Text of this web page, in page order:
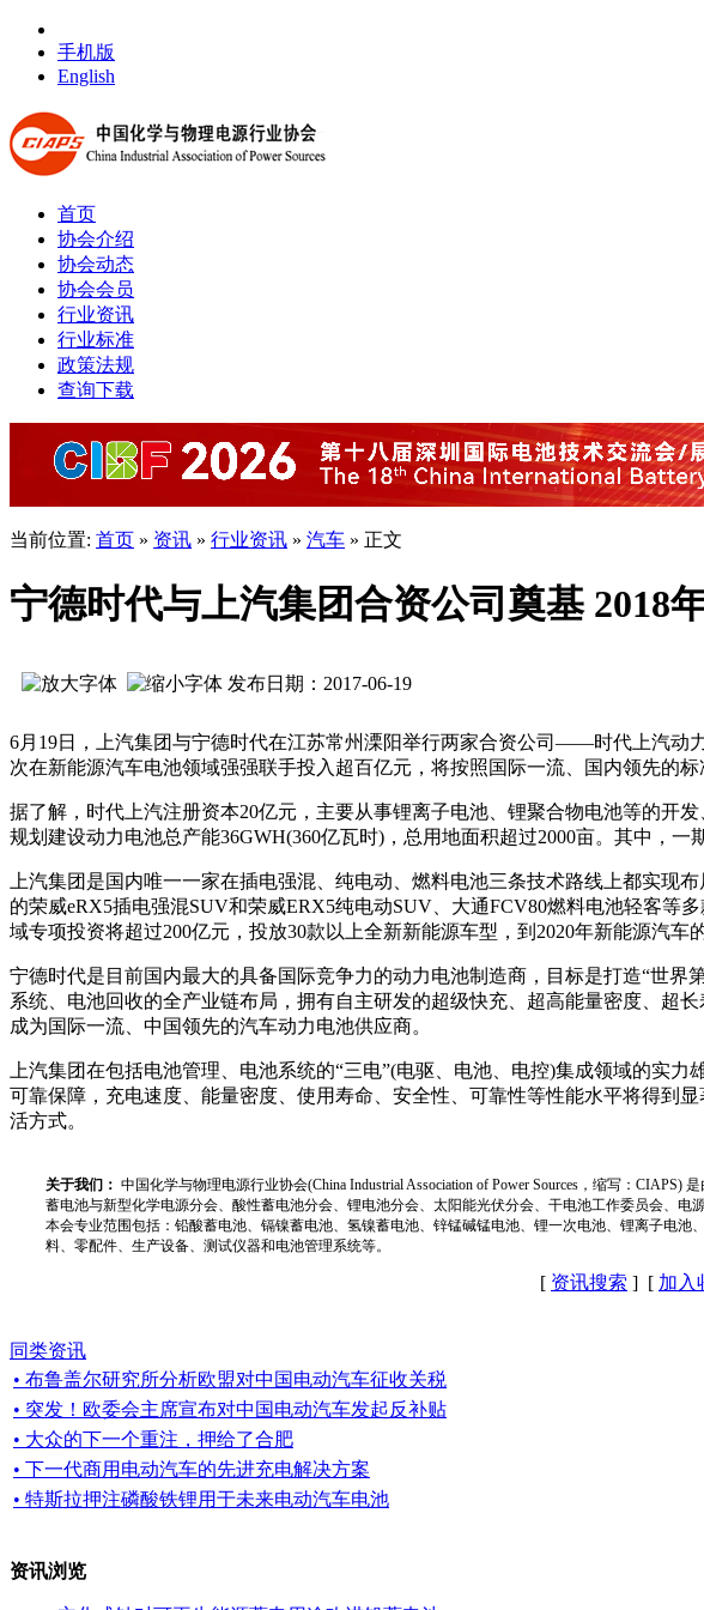
手机版
English
首页
协会介绍
协会动态
协会会员
行业资讯
行业标准
政策法规
查询下载
当前位置: 首页 » 资讯 » 行业资讯 » 汽车 » 正文
宁德时代与上汽集团合资公司奠基 2018
发布日期：2017-06-19
6月19日，上汽集团与宁德时代在江苏常州溧阳举行两家合资公司——时代上汽动
次在新能源汽车电池领域强强联手投入超百亿元，将按照国际一流、国内领先的
据了解，时代上汽注册资本20亿元，主要从事锂离子电池、锂聚合物电池等的开
规划建设动力电池总产能36GWH(360亿瓦时)，总用地面积超过2000亩。其中，
上汽集团是国内唯一一家在插电强混、纯电动、燃料电池三条技术路线上都实现
的荣威eRX5插电强混SUV和荣威ERX5纯电动SUV、大通FCV80燃料电池轻客等
域专项投资将超过200亿元，投放30款以上全新新能源车型，到2020年新能源汽车
宁德时代是目前国内最大的具备国际竞争力的动力电池制造商，目标是打造“世
系统、电池回收的全产业链布局，拥有自主研发的超级快充、超高能量密度、超
成为国际一流、中国领先的汽车动力电池供应商。
上汽集团在包括电池管理、电池系统的“三电”(电驱、电池、电控)集成领域的实
可靠保障，充电速度、能量密度、使用寿命、安全性、可靠性等性能水平将得到
活方式。
关于我们： 中国化学与物理电源行业协会(China Industrial Association of Power Sources，缩写：
蓄电池与新型化学电源分会、酸性蓄电池分会、锂电池分会、太阳能光伏分会、干电池工作委员会、
本会专业范围包括：铅酸蓄电池、镉镍蓄电池、氢镍蓄电池、锌锰碱锰电池、锂一次电池、锂离子电
料、零配件、生产设备、测试仪器和电池管理系统等。
[ 资讯搜索 ] [ 加入
同类资讯
• 布鲁盖尔研究所分析欧盟对中国电动汽车征收关税
• 突发！欧委会主席宣布对中国电动汽车发起反补贴
• 大众的下一个重注，押给了合肥
• 下一代商用电动汽车的先进充电解决方案
• 特斯拉押注磷酸铁锂用于未来电动汽车电池
资讯浏览